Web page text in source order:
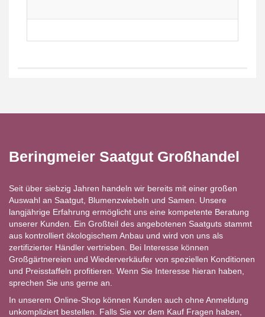
Beringmeier Saatgut Großhandel
Seit über siebzig Jahren handeln wir bereits mit einer großen
Auswahl an Saatgut, Blumenzwiebeln und Samen. Unsere
langjährige Erfahrung ermöglicht uns eine kompetente Beratung
unserer Kunden. Ein Großteil des angebotenen Saatguts stammt
aus kontrolliert ökologischem Anbau und wird von uns als
zertifizierter Händler vertrieben. Bei Interesse können
Großgärtnereien und Wiederverkäufer von speziellen Konditionen
und Preisstaffeln profitieren. Wenn Sie Interesse hieran haben,
sprechen Sie uns gerne an.
In unserem Online-Shop können Kunden auch ohne Anmeldung
unkompliziert bestellen. Falls Sie vor dem Kauf Fragen haben,